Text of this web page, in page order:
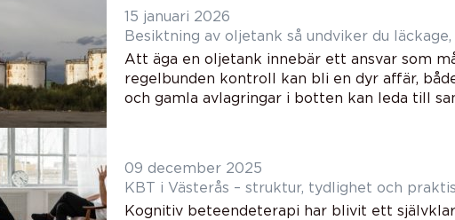
15 januari 2026
Besiktning av oljetank så
Att äga en oljetank innebär ett ansvar som
regelbunden kontroll kan bli en dyr affär,
och gamla avlagringar i botten kan leda till
09 december 2025
KBT i Västerås – struktur, tydlighet och
Kognitiv beteendeterapi har blivit ett